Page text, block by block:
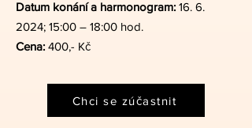
Datum konání a harmonogram: 16. 6.
2024; 15:00 – 18:00 hod.
Cena: 400,- Kč
Chci se zúčastnit